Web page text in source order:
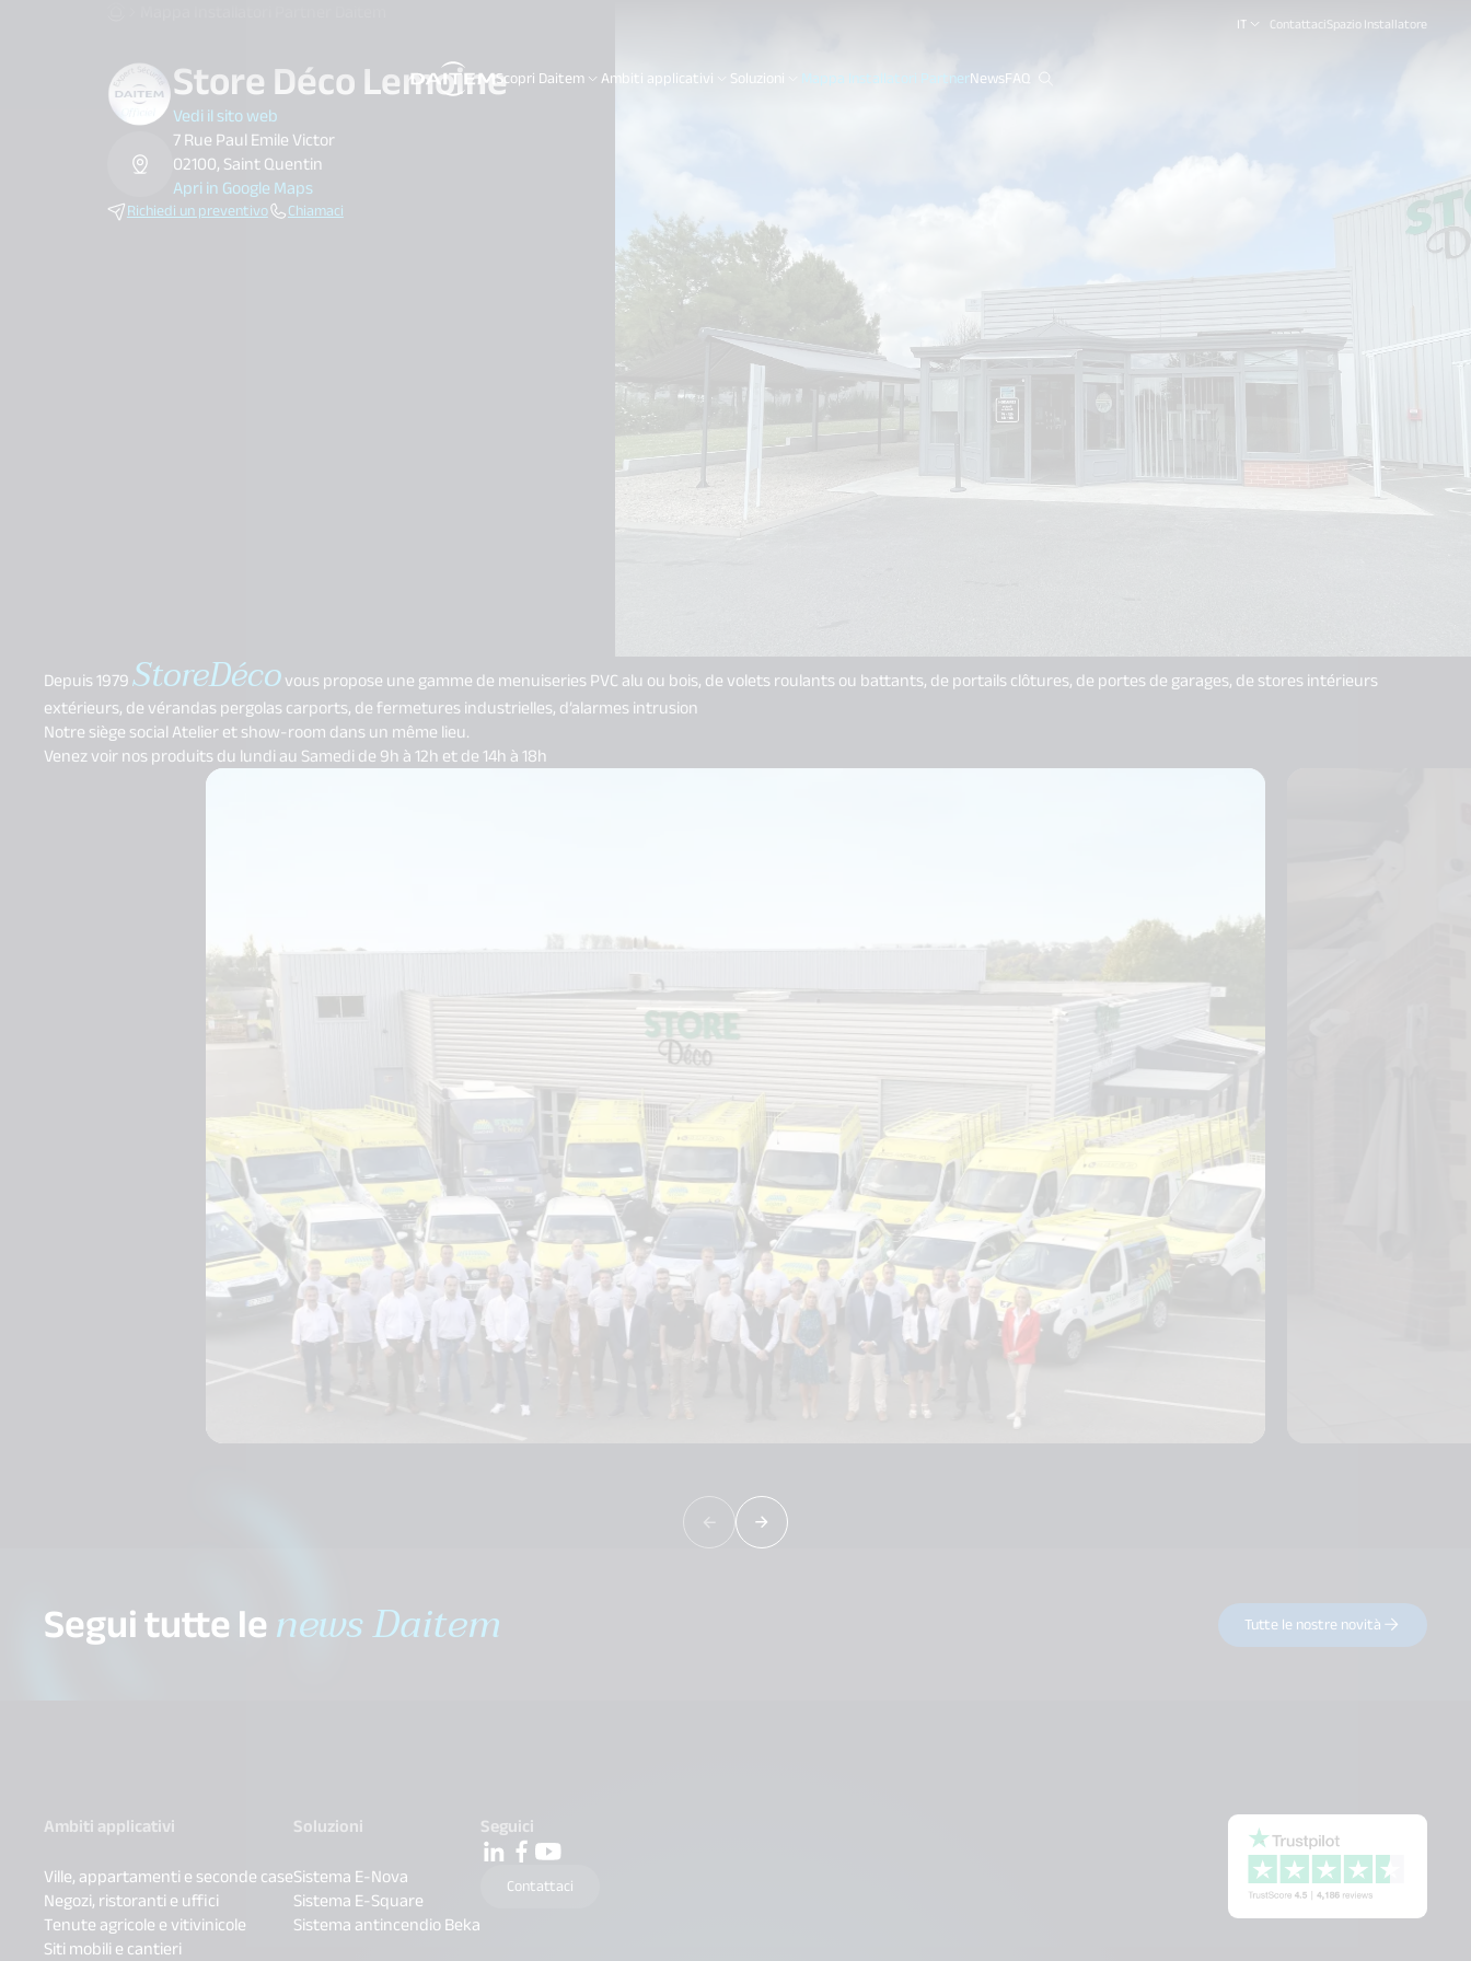
IT ContattaciSpazio Installatore
Scopri Daitem Ambiti applicativi Soluzioni Mappa Installatori PartnerNewsFAQ
search.label
Store Déco Lemoine
Vedi il sito web
7 Rue Paul Emile Victor
02100, Saint Quentin
Apri in Google Maps
Richiedi un preventivo Chiamaci
Depuis 1979StoreDécovous propose une gamme de menuiseries PVC alu ou bois, de volets roulants ou battants, de portails clôtures, de portes de garages, de stores intérieurs
extérieurs, de vérandas pergolas carports, de fermetures industrielles, d’alarmes intrusion
Notre siège social Atelier et show-room dans un même lieu.
Venez voir nos produits du lundi au Samedi de 9h à 12h et de 14h à 18h
Segui tutte lenews Daitem Tutte le nostre novità
Ambiti applicativi
Ville, appartamenti e seconde case
Negozi, ristoranti e uffici
Tenute agricole e vitivinicole
Siti mobili e cantieri
Soluzioni
Sistema E-Nova
Sistema E-Square
Sistema antincendio Beka
Seguici
Contattaci